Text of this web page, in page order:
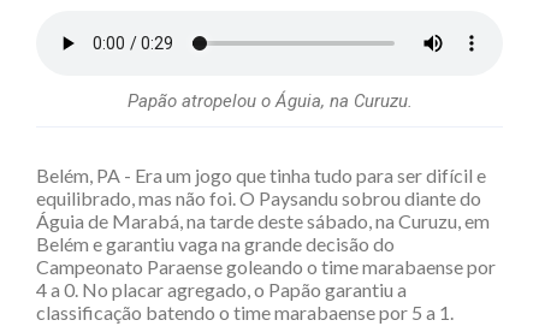
Papão atropelou o Águia, na Curuzu.
Belém, PA - Era um jogo que tinha tudo para ser difícil e
equilibrado, mas não foi. O Paysandu sobrou diante do
Águia de Marabá, na tarde deste sábado, na Curuzu, em
Belém e garantiu vaga na grande decisão do
Campeonato Paraense goleando o time marabaense por
4 a 0. No placar agregado, o Papão garantiu a
classificação batendo o time marabaense por 5 a 1.